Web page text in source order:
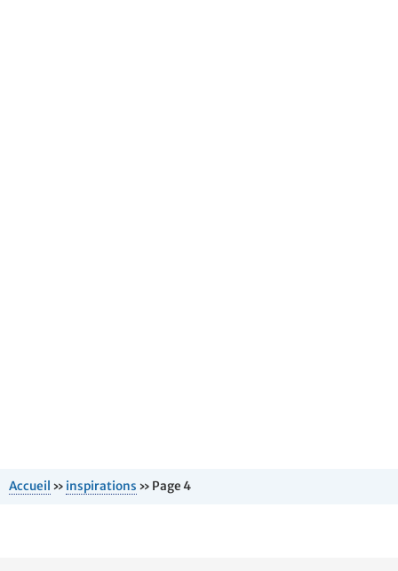
Accueil » inspirations » Page 4